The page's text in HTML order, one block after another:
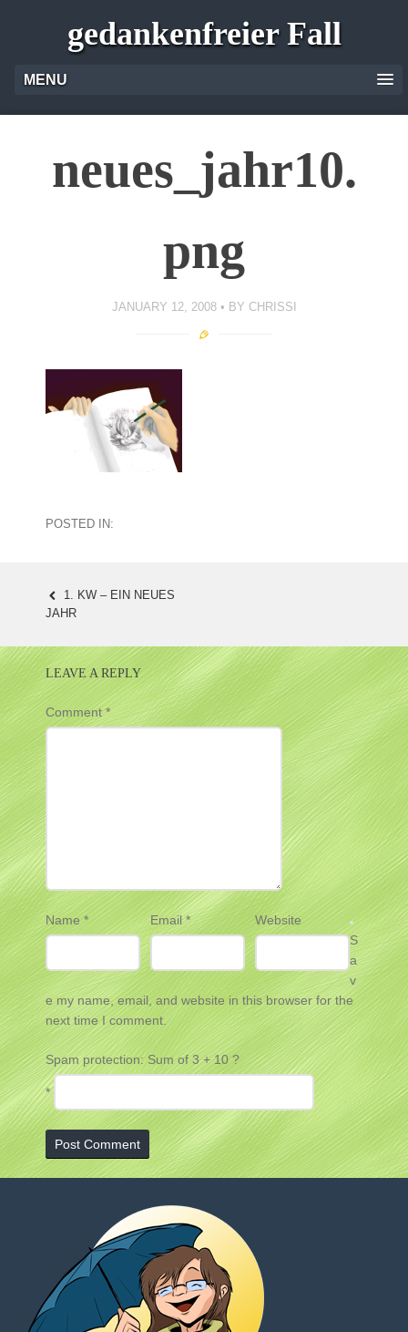
gedankenfreier Fall
MENU
neues_jahr10.
png
JANUARY 12, 2008 BY CHRISSI
POSTED IN:
POST
NAVIGATION
1. KW – EIN NEUES
JAHR
LEAVE A REPLY
Comment*
Name * Email*
Website
S
a
v
e my name, email, and website in this browser for the
next time I comment.
Spam protection: Sum of 3 + 10 ?
*